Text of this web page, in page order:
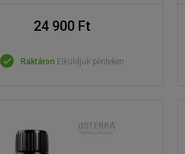
24 900 Ft
Raktáron Elküldjük pénteken